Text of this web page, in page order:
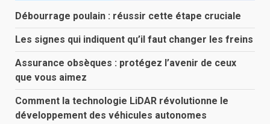
Débourrage poulain : réussir cette étape cruciale
Les signes qui indiquent qu’il faut changer les freins
Assurance obsèques : protégez l’avenir de ceux
que vous aimez
Comment la technologie LiDAR révolutionne le
développement des véhicules autonomes